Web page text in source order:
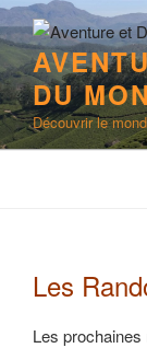
Aller
au
contenu
principal
DU
Découvrir le
Les
Les